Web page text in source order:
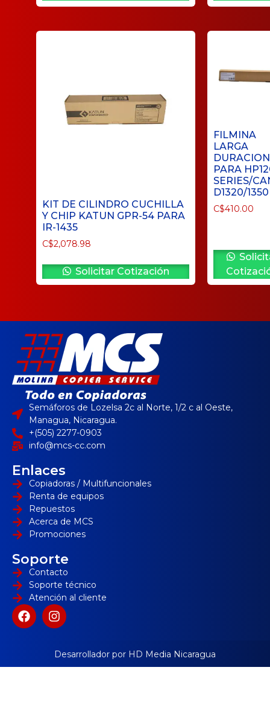
KIT DE CILINDRO CUCHILLA
Y CHIP KATUN GPR-54 PARA
IR-1435
C$2,078.98
Solicitar Cotización
FILMINA
LARGA
DURACION
PARA
SERIES/
D1320/1350
C$410.00
Semáforos de Lozelsa 2c al Norte, 1/2 c al Oeste,
Managua, Nicaragua.
+(505) 2277-0903
info@mcs-cc.com
Enlaces
Copiadoras / Multifuncionales
Renta de equipos
Repuestos
Acerca de MCS
Promociones
Soporte
Contacto
Soporte técnico
Atención al cliente
Desarrollador por HD Media Nicaragua